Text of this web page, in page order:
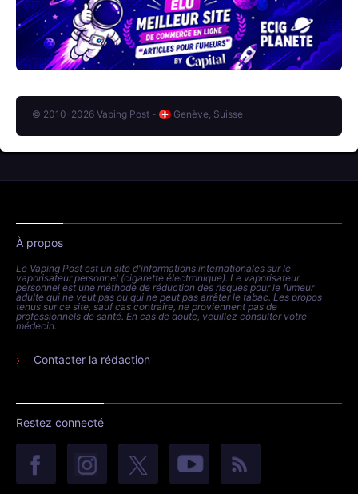
© 2010-2026 Vaping Post - Genève, Suisse
À propos
Le Vaping Post est un site d'informations internationales sur le
vaporisateur personnel (cigarette électronique). Le vaporisateur
personnel est une méthode de réduction des risques pour le fumeur
adulte qui ne veut pas ou qui ne peut pas arrêter le tabac. Les propos
tenus sur ce site, sauf cas contraire, ne proviennent pas de
professionnels de santé. En cas de doute, veuillez consulter votre
médecin.
Contacter la rédaction
Restez connecté